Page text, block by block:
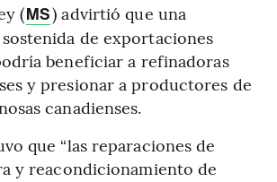
(MS) advirtió que una
de exportaciones
beneficiar a refinadoras
y presionar a productores de
canadienses.
que “las reparaciones de
y reacondicionamiento de